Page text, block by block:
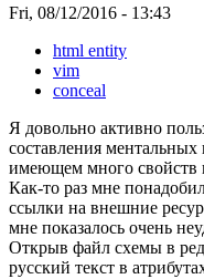
Fri, 08/12/2016 - 13:43
html entity
vim
conceal
Я довольно активно
составления ментальных
имеющем много свойств
Как-то раз мне
ссылки на внешние
мне показалось очень
Открыв файл схемы в
русский текст в